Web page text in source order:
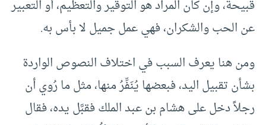
قبيحة، وإن كان المراد هو التوقير والتعظيم، أو التعبير
عن الحب والشكران، فهي عمل جميل لا بأس به.
ومن هنا يعرف السبب في اختلاف النصوص الواردة
بشأن تقبيل اليد، فبعضها يُنَفِّرُ منها، مثل ما رُوي أن
رجلاً دخل على هشام بن عبد الملك فقبَّل يده، فقال